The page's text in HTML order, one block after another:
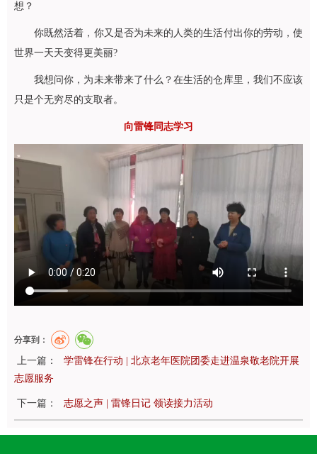
想？
你既然活着，你又是否为未来的人类的生活付出你的劳动，使
世界一天天变得更美丽?
我想问你，为未来带来了什么？在生活的仓库里，我们不应该
只是个无穷尽的支取者。
向雷锋同志学习
分享到：
上一篇：
学雷锋在行动 | 北京老年医院团委走进温泉敬老院开展
志愿服务
下一篇： 志愿之声 | 雷锋日记 领读接力活动